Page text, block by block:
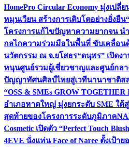
HomePro Circular Economy มุ่งเป
หมุนเวียน สร้างการเติบโตอย่างยั่งยืน
โครงการแก้ไขปัญหาความยากจน น
กลไกความร่วมมือในพื้นที่ ขับเคลื่อน
นวัตกรรม ณ จ.ยโสธร“ดนุพร” เปิดง
หนุนศูนย์รวมผู้เชี่ยวชาญและศูนย์กล
ปัญญาทัศนศิลป์ไทยสู่เวทีนานาชาติส
“OSS & SMEs GROW
อำเภอหาดใหญ่ มุ่งยกระดับ SME ใต้
สุดท้ายของโครงการระดับภูมิภาค
Cosmetic เปิดตัว “Perfect Touch
4EVE นั่งแท่น Face of Naree ตั้งเป้า